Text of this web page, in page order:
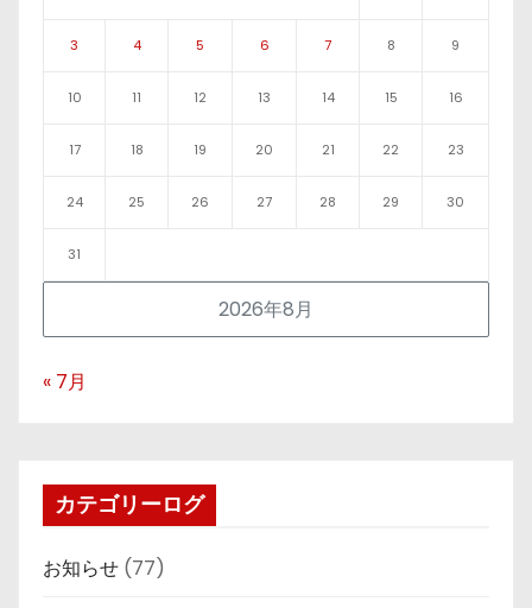
2026年8月
3 4 5 6 7 8 9
10 11 12 13 14 15 16
17 18 19 20 21 22 23
24 25 26 27 28 29 30
31
« 7月
カテゴリーログ
お知らせ (77)